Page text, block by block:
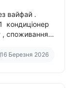
вайфай .
кондиціонер
, споживання
16 Березня 2026